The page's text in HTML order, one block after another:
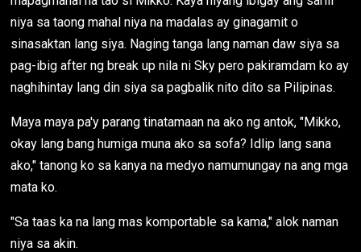
niya sa taong mahal niya na madalas ay ginagamit o
sinasaktan lang siya. Naging tanga lang naman daw siya sa
pag-ibig after ng break up nila ni Sky pero pakiramdam ko ay
naghihintay lang din siya sa pagbalik nito dito sa Pilipinas.
Maya maya pa'y parang tinatamaan na ako ng antok, "Mikko,
okay lang bang humiga muna ako sa sofa? Idlip lang sana
ako," tanong ko sa kanya na medyo namumungay na ang mga
mata ko.
"Sa taas ka na lang mas komportable sa kama," alok naman
niya sa akin.